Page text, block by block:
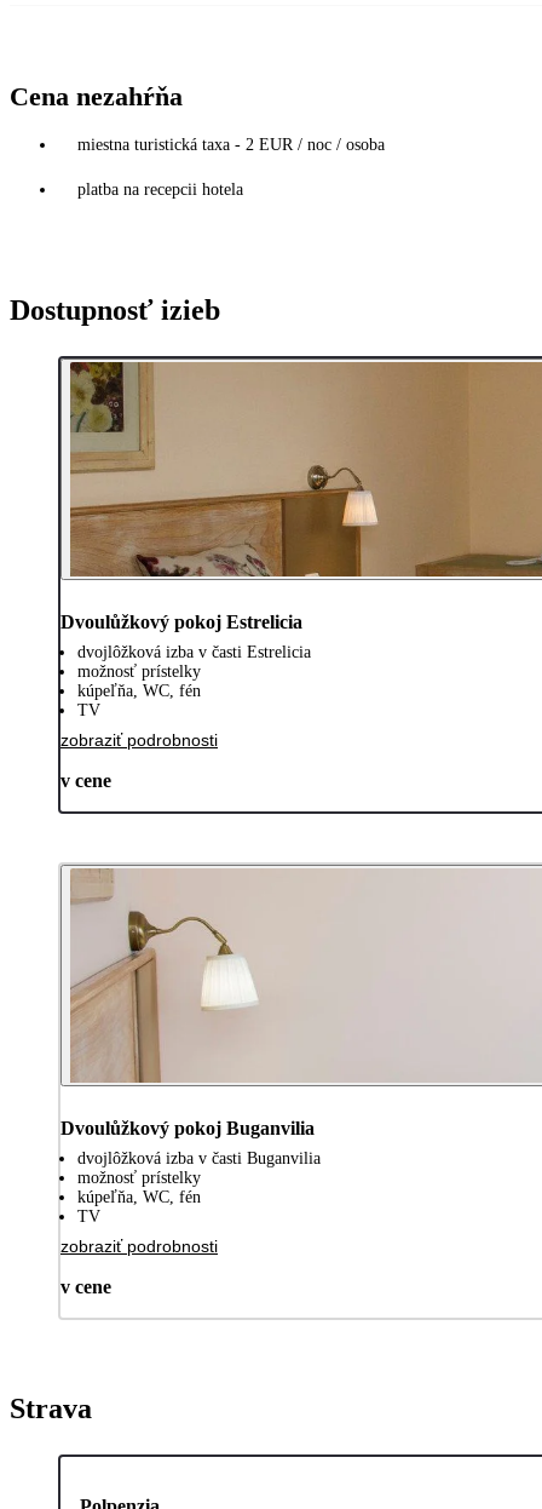
Cena nezahŕňa
miestna turistická taxa - 2 EUR / noc / osoba
platba na recepcii hotela
Dostupnosť izieb
Dvoulůžkový pokoj Estrelicia
dvojlôžková izba v časti Estrelicia
možnosť prístelky
kúpeľňa, WC, fén
TV
zobraziť podrobnosti
v cene
Dvoulůžkový pokoj Buganvilia
dvojlôžková izba v časti Buganvilia
možnosť prístelky
kúpeľňa, WC, fén
TV
zobraziť podrobnosti
v cene
Strava